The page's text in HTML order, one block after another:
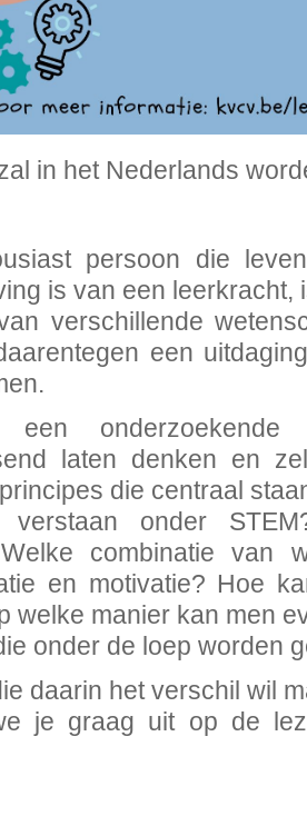
in het Nederlands
persoon die
is van een leerkracht,
verschillende
een
een
laten denken en
die centraal
onder
combinatie van
en motivatie? Hoe
welke manier kan men
onder de loep worden
daarin het verschil wil
je graag uit op de